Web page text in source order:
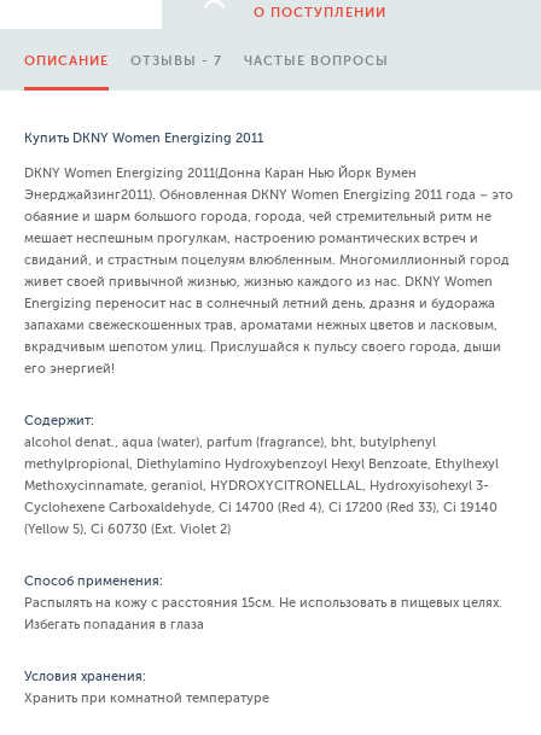
О ПОСТУПЛЕНИИ
ОПИСАНИЕ ОТЗЫВЫ - 7 ЧАСТЫЕ ВОПРОСЫ
Купить DKNY Women Energizing 2011
DKNY Women Energizing 2011(Донна Каран Нью Йорк Вумен
Энерджайзинг2011). Обновленная DKNY Women Energizing 2011 года – это
обаяние и шарм большого города, города, чей стремительный ритм не
мешает неспешным прогулкам, настроению романтических встреч и
свиданий, и страстным поцелуям влюбленным. Многомиллионный город
живет своей привычной жизнью, жизнью каждого из нас. DKNY Women
Energizing переносит нас в солнечный летний день, дразня и будоража
запахами свежескошенных трав, ароматами нежных цветов и ласковым,
вкрадчивым шепотом улиц. Прислушайся к пульсу своего города, дыши
его энергией!
Содержит:
alcohol denat., aqua (water), parfum (fragrance), bht, butylphenyl
methylpropional, Diethylamino Hydroxybenzoyl Hexyl Benzoate, Ethylhexyl
Methoxycinnamate, geraniol, HYDROXYCITRONELLAL, Hydroxyisohexyl 3-
Cyclohexene Carboxaldehyde, Ci 14700 (Red 4), Ci 17200 (Red 33), Ci 19140
(Yellow 5), Ci 60730 (Ext. Violet 2)
Способ применения:
Распылять на кожу с расстояния 15см. Не использовать в пищевых целях.
Избегать попадания в глаза
Условия хранения:
Хранить при комнатной температуре